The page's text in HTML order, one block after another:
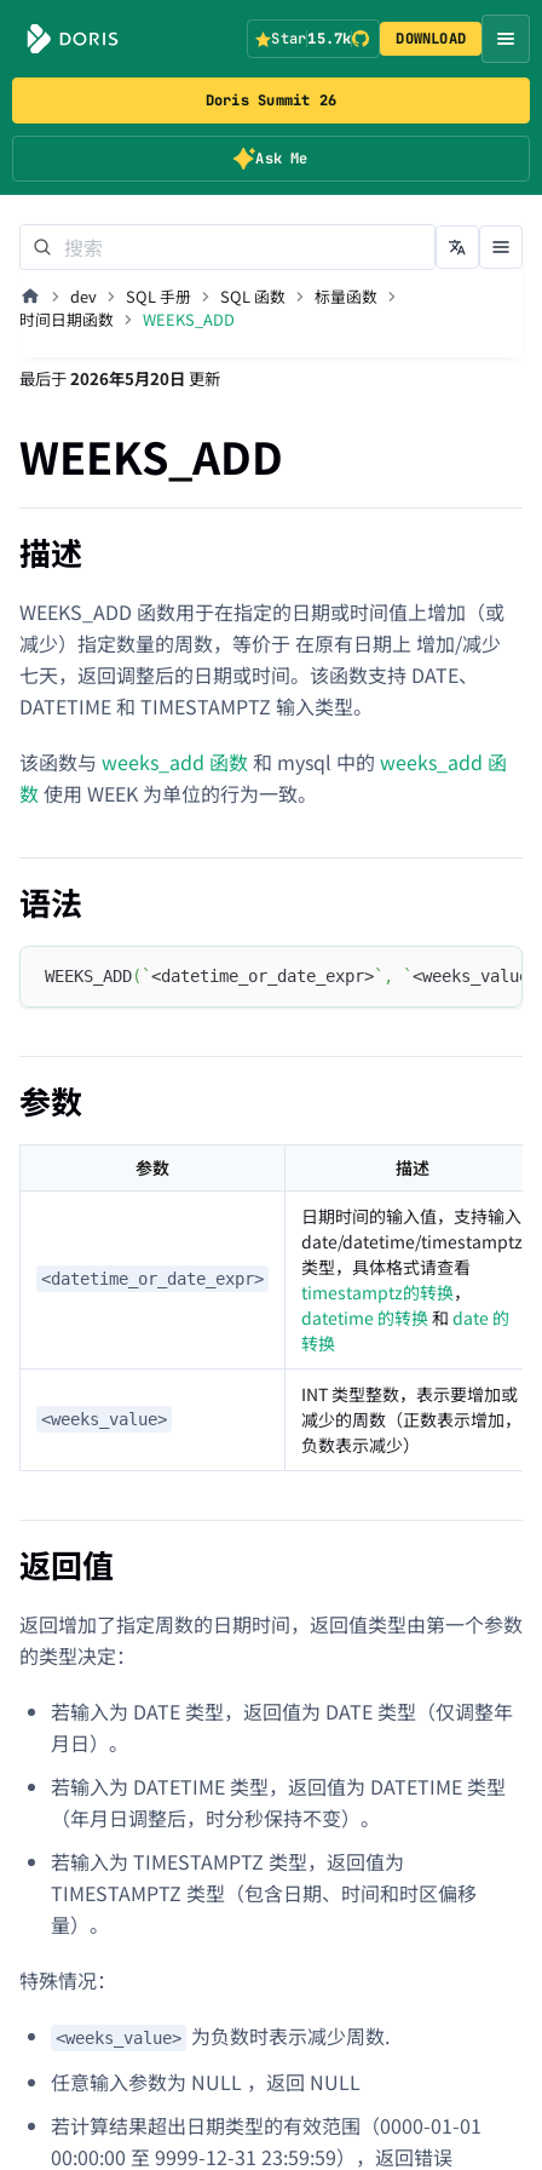
Doris Summit 26
Ask Me
Star15.7k DOWNLOAD
dev SQL 手册 SQL 函数
标量函数
时间日期函数
WEEKS_ADD
最后于2026年5月20日 更新
WEEKS_ADD
描述
WEEKS_ADD 函数用于在指定的日期或时间值上增加（或
减少）指定数量的周数，等价于 在原有日期上 增加/减少
七天，返回调整后的日期或时间。该函数支持 DATE、
DATETIME 和 TIMESTAMPTZ 输入类型。
该函数与 weeks_add 函数和 mysql 中的 weeks_add 函
数使用 WEEK 为单位的行为一致。
语法
WEEKS_ADD( `<datetime_or_date_expr>` , `<weeks_value>
参数
参数 描述
<datetime_or_date_expr>
日期时间的输入值，支持输入
date/datetime/timestamptz
类型，具体格式请查看
timestamptz的转换，
datetime 的转换和 date 的
转换
<weeks_value>
INT 类型整数，表示要增加或
减少的周数（正数表示增加，
负数表示减少）
返回值
返回增加了指定周数的日期时间，返回值类型由第一个参数
的类型决定：
若输入为 DATE 类型，返回值为 DATE 类型（仅调整年
月日）。
若输入为 DATETIME 类型，返回值为 DATETIME 类型
（年月日调整后，时分秒保持不变）。
若输入为 TIMESTAMPTZ 类型，返回值为
TIMESTAMPTZ 类型（包含日期、时间和时区偏移
量）。
特殊情况：
<weeks_value> 为负数时表示减少周数.
任意输入参数为 NULL ，返回 NULL
若计算结果超出日期类型的有效范围（0000-01-01
00:00:00 至 9999-12-31 23:59:59），返回错误